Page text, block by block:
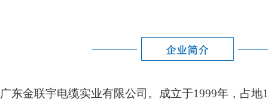
广东金联宇电缆实业有限公司。成立于1999年，占地